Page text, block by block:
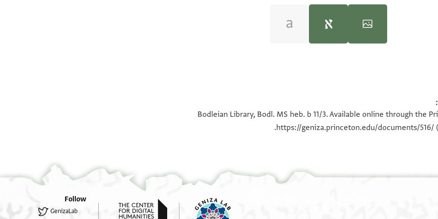
>נטירא<
עליה בה
100%
Bodleian Library, Bodl. MS heb. b 11/3. Available online through the
https://geniza.princeton.edu/documents/516/
Follow
GenizaLab